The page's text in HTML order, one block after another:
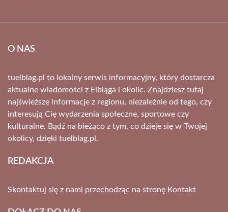
O NAS
tuelblag.pl to lokalny serwis informacyjny, który dostarcza
aktualne wiadomości z Elbląga i okolic. Znajdziesz tutaj
najświeższe informacje z regionu, niezależnie od tego, czy
interesują Cię wydarzenia społeczne, sportowe czy
kulturalne. Bądź na bieżąco z tym, co dzieje się w Twojej
okolicy, dzięki tuelblag.pl.
REDAKCJA
Skontaktuj się z nami przechodząc na stronę Kontakt